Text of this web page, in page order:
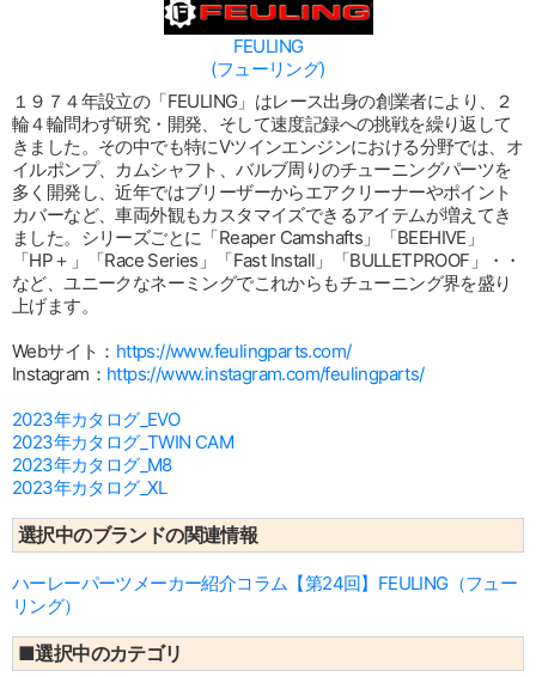
FEULING
(フューリング)
１９７４年設立の「FEULING」はレース出身の創業者により、２
輪４輪問わず研究・開発、そして速度記録への挑戦を繰り返して
きました。その中でも特にVツインエンジンにおける分野では、オ
イルポンプ、カムシャフト、バルブ周りのチューニングパーツを
多く開発し、近年ではブリーザーからエアクリーナーやポイント
カバーなど、車両外観もカスタマイズできるアイテムが増えてき
ました。シリーズごとに「Reaper Camshafts」「BEEHIVE」
「HP＋」「Race Series」「Fast Install」「BULLETPROOF」・・
など、ユニークなネーミングでこれからもチューニング界を盛り
上げます。
Webサイト： https://www.feulingparts.com/
Instagram： https://www.instagram.com/feulingparts/
2023年カタログ_EVO
2023年カタログ_TWIN CAM
2023年カタログ_M8
2023年カタログ_XL
選択中のブランドの関連情報
ハーレーパーツメーカー紹介コラム【第24回】FEULING（フュー
リング）
■選択中のカテゴリ